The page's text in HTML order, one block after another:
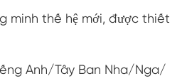
đóng băng
minh thế hệ mới, được thiết
Anh/Tây Ban Nha/Nga/